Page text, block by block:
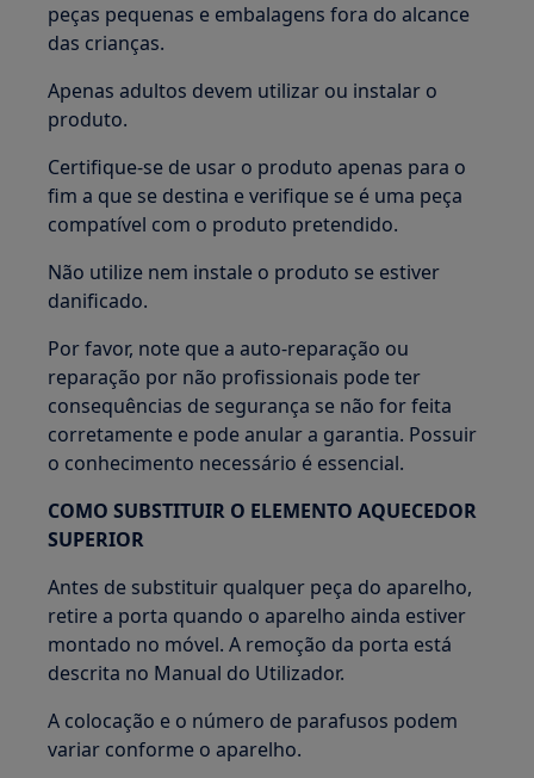
peças pequenas e embalagens fora do alcance
das crianças.
Apenas adultos devem utilizar ou instalar o
produto.
Certifique-se de usar o produto apenas para o
fim a que se destina e verifique se é uma peça
compatível com o produto pretendido.
Não utilize nem instale o produto se estiver
danificado.
Por favor, note que a auto-reparação ou
reparação por não profissionais pode ter
consequências de segurança se não for feita
corretamente e pode anular a garantia. Possuir
o conhecimento necessário é essencial.
COMO SUBSTITUIR O ELEMENTO AQUECEDOR
SUPERIOR
Antes de substituir qualquer peça do aparelho,
retire a porta quando o aparelho ainda estiver
montado no móvel. A remoção da porta está
descrita no Manual do Utilizador.
A colocação e o número de parafusos podem
variar conforme o aparelho.